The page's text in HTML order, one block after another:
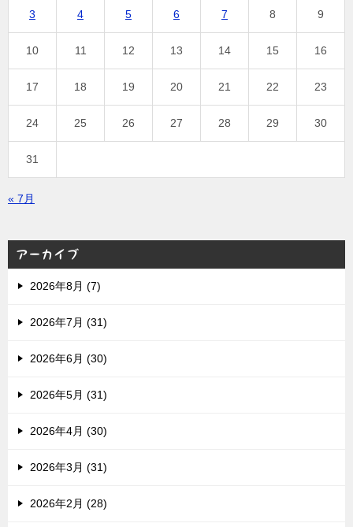
3 4 5 6 7 8 9
10 11 12 13 14 15 16
17 18 19 20 21 22 23
24 25 26 27 28 29 30
31
« 7月
アーカイブ
2026年8月 (7)
2026年7月 (31)
2026年6月 (30)
2026年5月 (31)
2026年4月 (30)
2026年3月 (31)
2026年2月 (28)